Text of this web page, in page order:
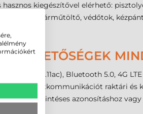
kiegészítővel elérhető:
járműtöltő, védőtok,
LEHETŐSÉGEK
Fi 5 (802.11ac), Bluetooth 5.0, 4G
adatkommunikációt raktári és
kártyaérintéses azonosításhoz